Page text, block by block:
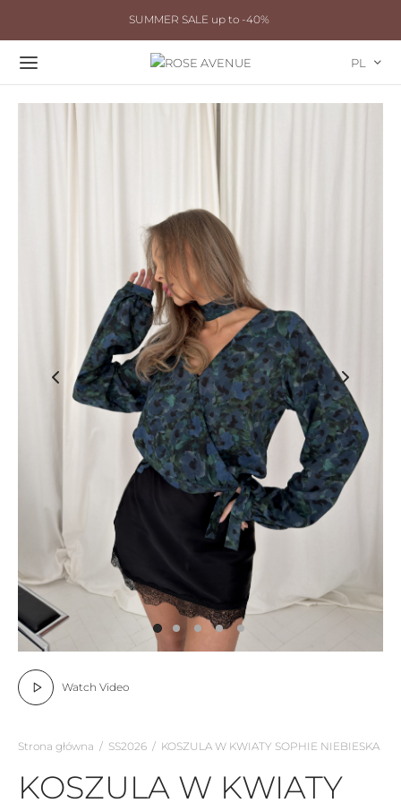
SUMMER SALE up to -40%
PL
Watch Video
Strona główna / SS2026 / KOSZULA W KWIATY SOPHIE NIEBIESKA
KOSZULA W KWIATY